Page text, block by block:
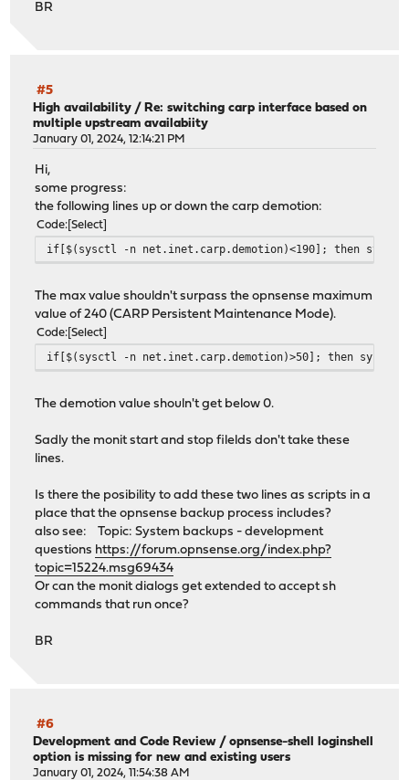
BR
#5
High availability / Re: switching carp interface based on
multiple upstream availabiity
January 01, 2024, 12:14:21 PM
Hi,
some progress:
the following lines up or down the carp demotion:
Code Select
if[$(sysctl -n net.inet.carp.demotion)<190]; then sysctl
The max value shouldn't surpass the opnsense maximum
value of 240 (CARP Persistent Maintenance Mode).
Code Select
if[$(sysctl -n net.inet.carp.demotion)>50]; then sysctl
The demotion value shouln't get below 0.
Sadly the monit start and stop filelds don't take these
lines.
Is there the posibility to add these two lines as scripts in a
place that the opnsense backup process includes?
also see: Topic: System backups - development
questions https://forum.opnsense.org/index.php?
topic=15224.msg69434
Or can the monit dialogs get extended to accept sh
commands that run once?
BR
#6
Development and Code Review /opnsense-shell loginshell
option is missing for new and existing users
January 01, 2024, 11:54:38 AM